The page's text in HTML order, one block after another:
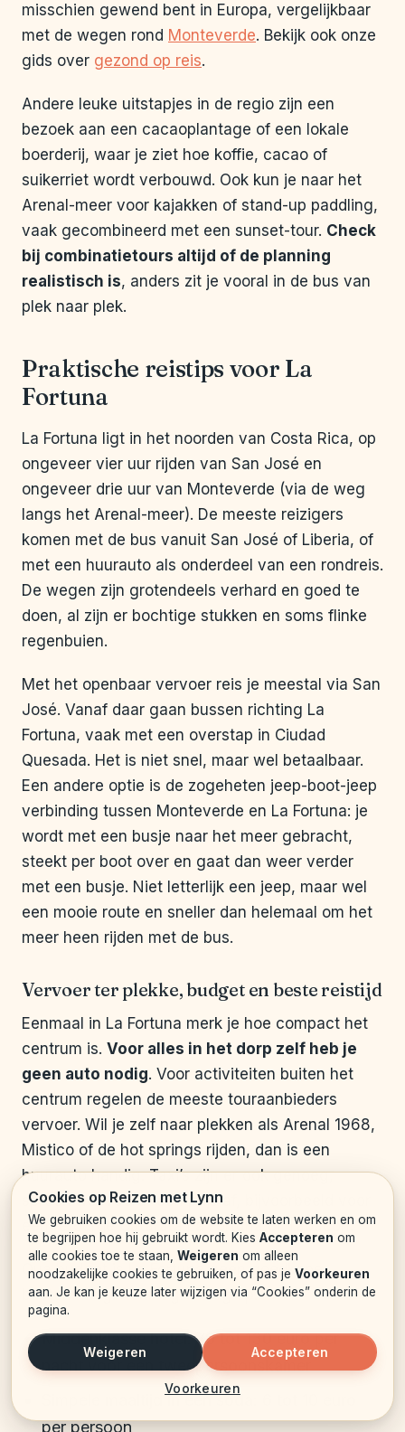
misschien gewend bent in Europa, vergelijkbaar
met de wegen rond Monteverde. Bekijk ook onze
gids over gezond op reis.
Andere leuke uitstapjes in de regio zijn een
bezoek aan een cacaoplantage of een lokale
boerderij, waar je ziet hoe koffie, cacao of
suikerriet wordt verbouwd. Ook kun je naar het
Arenal-meer voor kajakken of stand-up paddling,
vaak gecombineerd met een sunset-tour. Check
bij combinatietours altijd of de planning
realistisch is, anders zit je vooral in de bus van
plek naar plek.
Praktische reistips voor La
Fortuna
La Fortuna ligt in het noorden van Costa Rica, op
ongeveer vier uur rijden van San José en
ongeveer drie uur van Monteverde (via de weg
langs het Arenal-meer). De meeste reizigers
komen met de bus vanuit San José of Liberia, of
met een huurauto als onderdeel van een rondreis.
De wegen zijn grotendeels verhard en goed te
doen, al zijn er bochtige stukken en soms flinke
regenbuien.
Met het openbaar vervoer reis je meestal via San
José. Vanaf daar gaan bussen richting La
Fortuna, vaak met een overstap in Ciudad
Quesada. Het is niet snel, maar wel betaalbaar.
Een andere optie is de zogeheten jeep-boot-jeep
verbinding tussen Monteverde en La Fortuna: je
wordt met een busje naar het meer gebracht,
steekt per boot over en gaat dan weer verder
met een busje. Niet letterlijk een jeep, maar wel
een mooie route en sneller dan helemaal om het
meer heen rijden met de bus.
Vervoer ter plekke, budget en beste reistijd
Eenmaal in La Fortuna merk je hoe compact het
centrum is. Voor alles in het dorp zelf heb je
geen auto nodig. Voor activiteiten buiten het
centrum regelen de meeste touraanbieders
vervoer. Wil je zelf naar plekken als Arenal 1968,
Mistico of de hot springs rijden, dan is een
huurauto handig. Taxi’s zijn er ook genoeg,
spreek wel vooraf een prijs af, bijvoorbeeld voor
een retourtje Catarata La Fortuna of Tabacón.
Qua budget is La Fortuna geen goedkope
bestemming. Reken grofweg op:
Middenklasse hotel: 70 tot 130 euro per
nacht voor een tweepersoonskamer
Simpele maaltijd in een soda: 6 tot 10 euro
per persoon
Cookies op Reizen met Lynn
We gebruiken cookies om de website te laten werken en om
te begrijpen hoe hij gebruikt wordt. Kies Accepteren om
alle cookies toe te staan, Weigeren om alleen
noodzakelijke cookies te gebruiken, of pas je Voorkeuren
aan. Je kan je keuze later wijzigen via “Cookies” onderin de
pagina.
Weigeren
Voorkeuren
Accepteren